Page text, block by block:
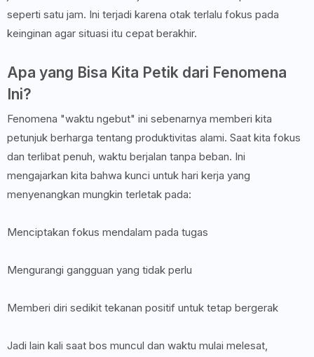
seperti satu jam. Ini terjadi karena otak terlalu fokus pada
keinginan agar situasi itu cepat berakhir.
Apa yang Bisa Kita Petik dari Fenomena
Ini?
Fenomena "waktu ngebut" ini sebenarnya memberi kita
petunjuk berharga tentang produktivitas alami. Saat kita fokus
dan terlibat penuh, waktu berjalan tanpa beban. Ini
mengajarkan kita bahwa kunci untuk hari kerja yang
menyenangkan mungkin terletak pada:
Menciptakan fokus mendalam pada tugas
Mengurangi gangguan yang tidak perlu
Memberi diri sedikit tekanan positif untuk tetap bergerak
Jadi lain kali saat bos muncul dan waktu mulai melesat,